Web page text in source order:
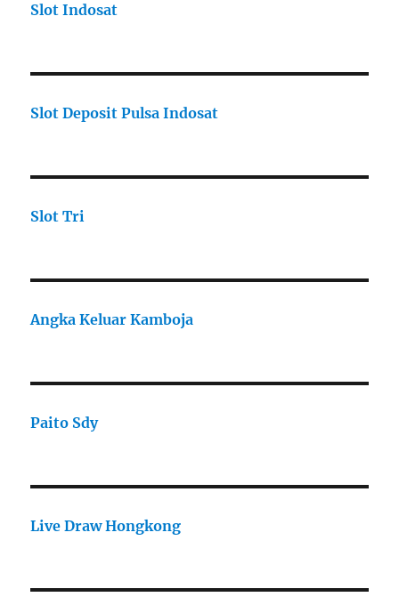
Slot Indosat
Slot Deposit Pulsa Indosat
Slot Tri
Angka Keluar Kamboja
Paito Sdy
Live Draw Hongkong